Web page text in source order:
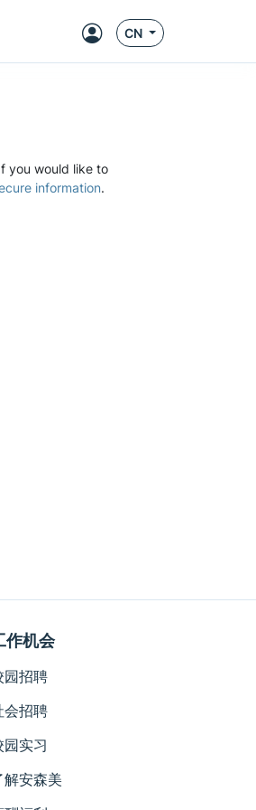
CN
you would like to
information.
作机会
园招聘
会招聘
园实习
解安森美